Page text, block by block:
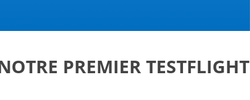
PREMIER TESTFLIGHT